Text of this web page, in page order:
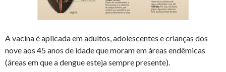
A vacina é aplicada em adultos, adolescentes e crianças dos
nove aos 45 anos de idade que moram em áreas endêmicas
(áreas em que a dengue esteja sempre presente).